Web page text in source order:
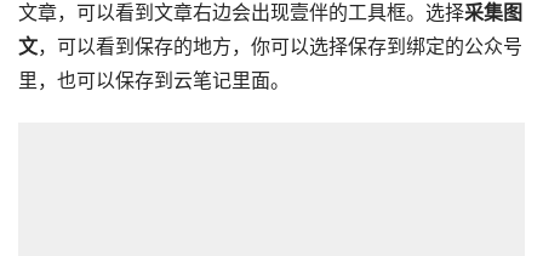
文章，可以看到文章右边会出现壹伴的工具框。选择采集图
文，可以看到保存的地方，你可以选择保存到绑定的公众号
里，也可以保存到云笔记里面。